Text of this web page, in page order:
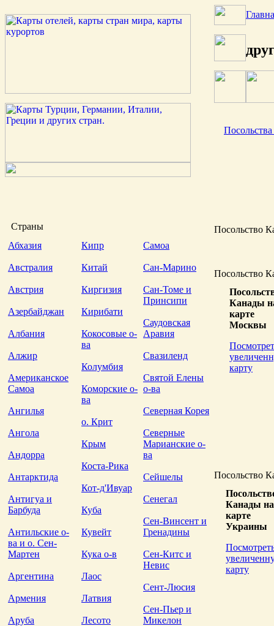
Страны
Абхазия
Австралия
Австрия
Азербайджан
Албания
Алжир
Американское
Самоа
Ангилья
Ангола
Андорра
Антарктида
Антигуа и
Барбуда
Антильские о-
ва и о. Сен-
Мартен
Аргентина
Армения
Аруба
Кипр
Китай
Киргизия
Кирибати
Кокосовые о-
ва
Колумбия
Коморские о-
ва
о. Крит
Крым
Коста-Рика
Кот-д'Ивуар
Куба
Кувейт
Кука о-в
Лаос
Латвия
Лесото
Самоа
Сан-Марино
Сан-Томе и
Принсипи
Саудовская
Аравия
Свазиленд
Святой Елены
о-ва
Северная Корея
Северные
Марианские о-
ва
Сейшелы
Сенегал
Сен-Винсент и
Гренадины
Сен-Китс и
Невис
Сент-Люсия
Сен-Пьер и
Микелон
Посольство
Посольство
Канады
карте
Москвы
карту
Посольство
Канады на
карте
Украины
карту